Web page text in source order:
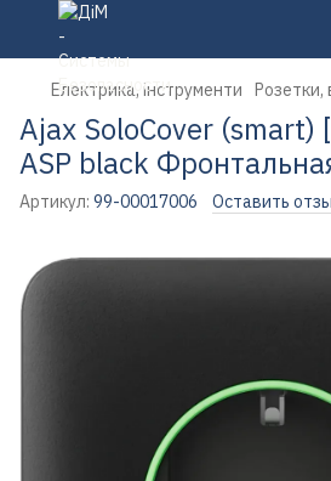
Електрика, інструменти Розетки,
Ajax SoloCover (smart)
ASP black
Артикул: 99-00017006 Оставить